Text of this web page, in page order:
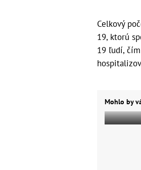
Celkový
19, ktorú
19 ľudí,
Mohlo by